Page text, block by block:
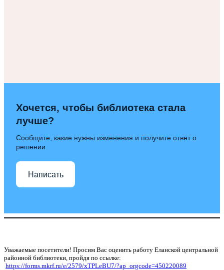
Хочется, чтобы библиотека стала
лучше?
Сообщите, какие нужны изменения и получите ответ о
решении
Написать
Уважаемые посетители! Просим Вас оценить работу Еланской центральной
районной библиотеки, пройдя по ссылке:
https://forms.mkrf.ru/e/2579/xTPLeBU7/?ap_orgcode=450220089